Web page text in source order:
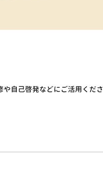
自己啓発などにご活用くださ